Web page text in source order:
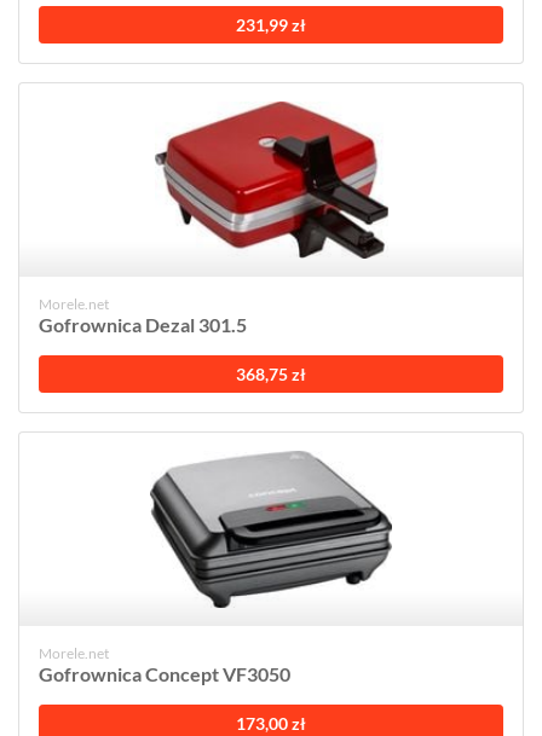
231,99 zł
Morele.net
Gofrownica Dezal 301.5
368,75 zł
Morele.net
Gofrownica Concept VF3050
173,00 zł